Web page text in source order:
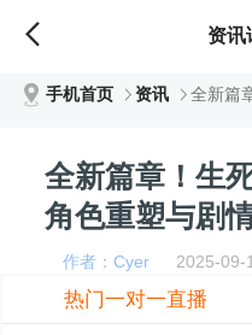
资讯
手机首页 资讯
全新篇章！生
角色重塑与剧
作者：Cyer 2025-
热门一对一直播